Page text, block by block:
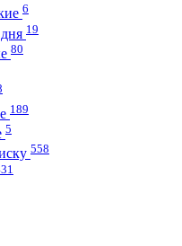
6
19
80
189
5
558